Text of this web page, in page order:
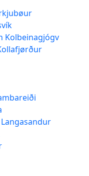
Kolbeinagjógv